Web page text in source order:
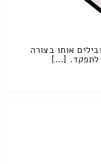
אותו בצורה
לתפקד. […]